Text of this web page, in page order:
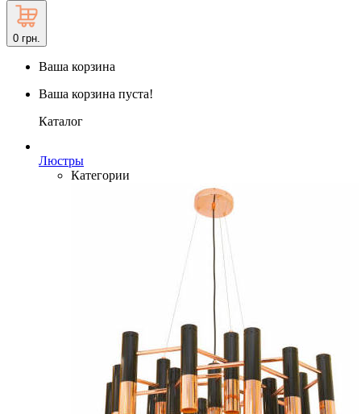
0 грн.
Ваша корзина
Ваша корзина пуста!
Каталог
Люстры
Категории